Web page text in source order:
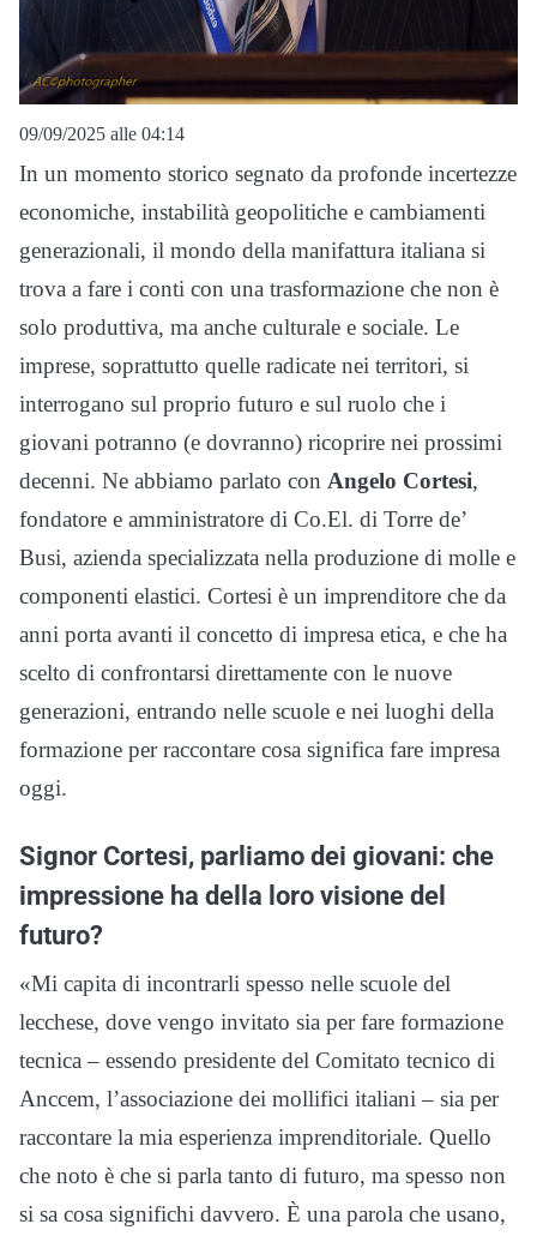
09/09/2025 alle 04:14
In un momento storico segnato da profonde incertezze
economiche, instabilità geopolitiche e cambiamenti
generazionali, il mondo della manifattura italiana si
trova a fare i conti con una trasformazione che non è
solo produttiva, ma anche culturale e sociale. Le
imprese, soprattutto quelle radicate nei territori, si
interrogano sul proprio futuro e sul ruolo che i
giovani potranno (e dovranno) ricoprire nei prossimi
decenni. Ne abbiamo parlato con Angelo Cortesi,
fondatore e amministratore di Co.El. di Torre de’
Busi, azienda specializzata nella produzione di molle e
componenti elastici. Cortesi è un imprenditore che da
anni porta avanti il concetto di impresa etica, e che ha
scelto di confrontarsi direttamente con le nuove
generazioni, entrando nelle scuole e nei luoghi della
formazione per raccontare cosa significa fare impresa
oggi.
Signor Cortesi, parliamo dei giovani: che
impressione ha della loro visione del
futuro?
«Mi capita di incontrarli spesso nelle scuole del
lecchese, dove vengo invitato sia per fare formazione
tecnica – essendo presidente del Comitato tecnico di
Anccem, l’associazione dei mollifici italiani – sia per
raccontare la mia esperienza imprenditoriale. Quello
che noto è che si parla tanto di futuro, ma spesso non
si sa cosa significhi davvero. È una parola che usano,